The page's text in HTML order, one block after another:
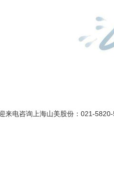
来电咨询上海山美股份：021-